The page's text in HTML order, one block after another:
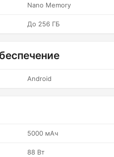
Nano Memory
До 256 ГБ
Android
5000 мАч
88 Вт